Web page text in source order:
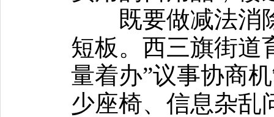
既要做减法消
短板。西三旗街道
量着办”议事协商
少座椅、信息杂乱